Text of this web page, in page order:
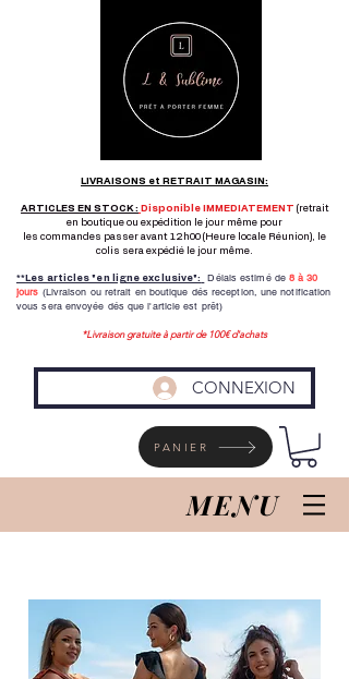
LIVRAISONS et RETRAIT MAGASIN:
ARTICLES EN STOCK : Disponible IMMEDIATEMENT (retrait
en boutique ou expédition le jour même pour
les commandes passer avant 12h00 (Heure locale Réunion), le
colis sera expédié le jour même.
**Les articles "en ligne exclusive": Délais estimé de 8 à 30
jours (Livraison ou retrait en boutique dés reception, une notification
vous sera envoyée dés que l'article est prêt)
*Livraison gratuite à partir de 100€ d'achats
CONNEXION
PANIER
MENU